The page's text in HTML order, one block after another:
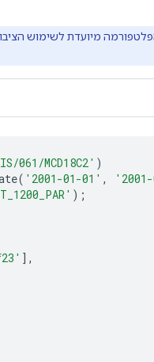
061/MCD18C2' )
( '2001-01-01' ,
);
],